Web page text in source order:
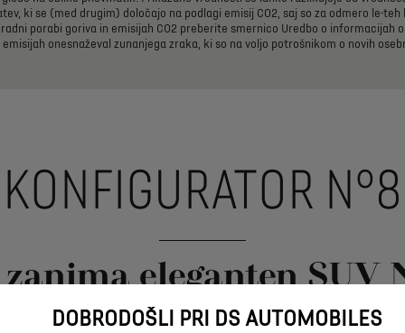
ki se (med drugim) določajo na podlagi emisij CO2, saj so za odmero le-teh
porabi goriva in emisijah CO2 preberite smernico Uredbo o informacijah o
emisijah onesnaževal zunanjega zraka, ki so na voljo potrošnikom o novih
KONFIGURATOR N°8
eleganten SUV
DOBRODOŠLI PRI DS AUTOMOBILES